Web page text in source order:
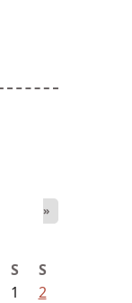
»
S
S
1
2